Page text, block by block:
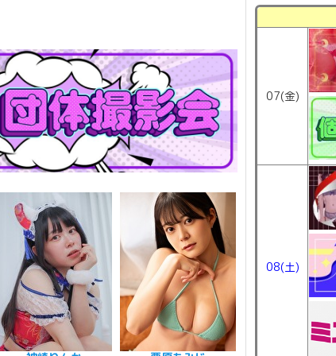
07(金)
08(土)